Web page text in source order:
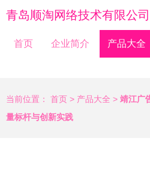
青岛顺淘网络技术有限公司
首页 企业简介 产品大全
当前位置： 首页 > 产品大全 > 靖江广
量标杆与创新实践